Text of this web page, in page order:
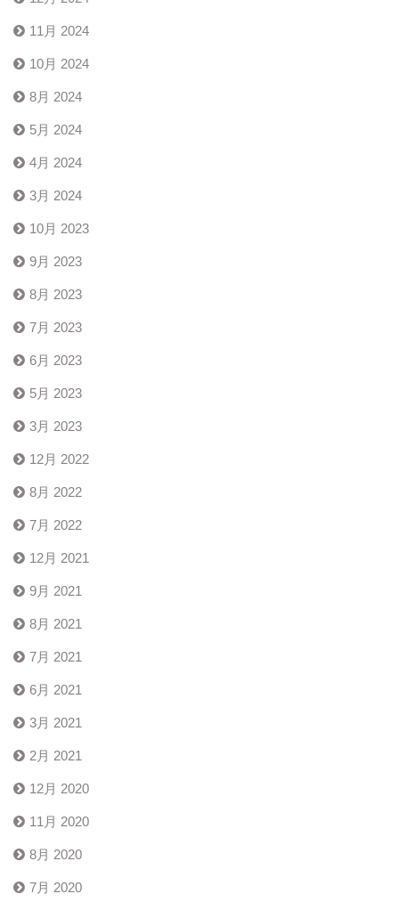
11月 2024
10月 2024
8月 2024
5月 2024
4月 2024
3月 2024
10月 2023
9月 2023
8月 2023
7月 2023
6月 2023
5月 2023
3月 2023
12月 2022
8月 2022
7月 2022
12月 2021
9月 2021
8月 2021
7月 2021
6月 2021
3月 2021
2月 2021
12月 2020
11月 2020
8月 2020
7月 2020